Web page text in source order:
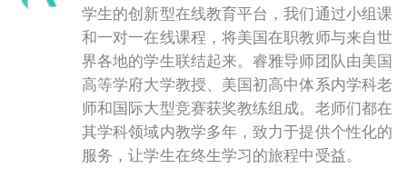
学生的创新型在线教育平台，我们通过小组课
和一对一在线课程，将美国在职教师与来自世
界各地的学生联结起来。睿雅导师团队由美国
高等学府大学教授、美国初高中体系内学科老
师和国际大型竞赛获奖教练组成。老师们都在
其学科领域内教学多年，致力于提供个性化的
服务，让学生在终生学习的旅程中受益。